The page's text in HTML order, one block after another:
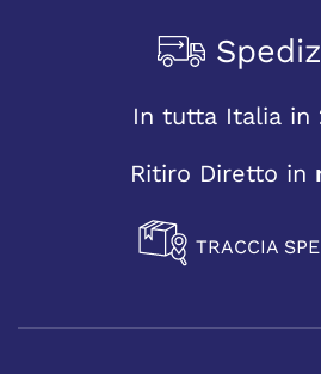
In tutta Italia in
Ritiro Diretto in
TRACCIA